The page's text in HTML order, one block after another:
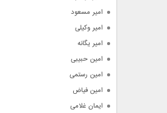
امیر مسعود
امیر وکیلی
امیر یگانه
امین حبیبی
امین رستمی
امین فیاض
ایمان غلامی